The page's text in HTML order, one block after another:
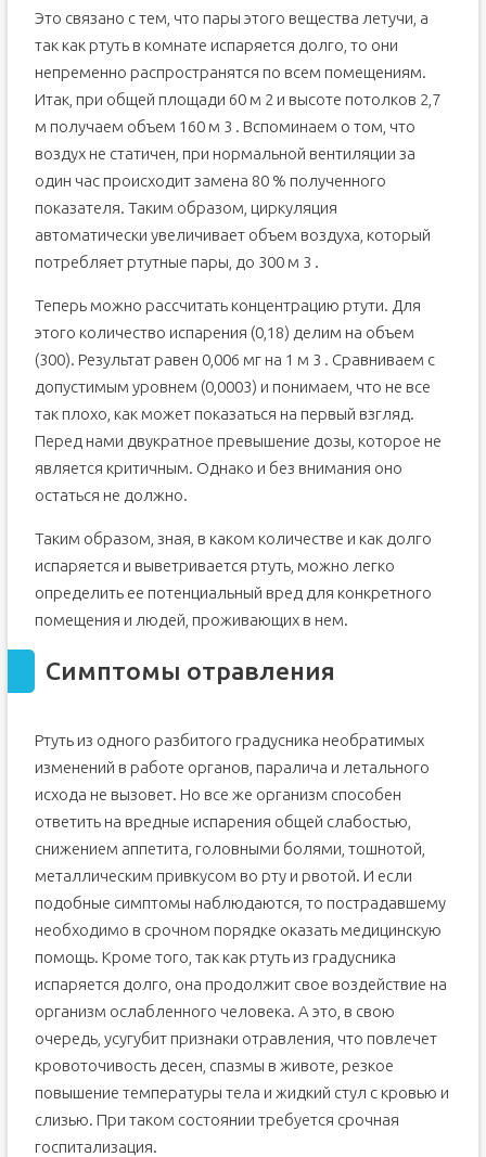
Это связано с тем, что пары этого вещества летучи, а
так как ртуть в комнате испаряется долго, то они
непременно распространятся по всем помещениям.
Итак, при общей площади 60 м 2 и высоте потолков 2,7
м получаем объем 160 м 3 . Вспоминаем о том, что
воздух не статичен, при нормальной вентиляции за
один час происходит замена 80 % полученного
показателя. Таким образом, циркуляция
автоматически увеличивает объем воздуха, который
потребляет ртутные пары, до 300 м 3 .
Теперь можно рассчитать концентрацию ртути. Для
этого количество испарения (0,18) делим на объем
(300). Результат равен 0,006 мг на 1 м 3 . Сравниваем с
допустимым уровнем (0,0003) и понимаем, что не все
так плохо, как может показаться на первый взгляд.
Перед нами двукратное превышение дозы, которое не
является критичным. Однако и без внимания оно
остаться не должно.
Таким образом, зная, в каком количестве и как долго
испаряется и выветривается ртуть, можно легко
определить ее потенциальный вред для конкретного
помещения и людей, проживающих в нем.
Симптомы отравления
Ртуть из одного разбитого градусника необратимых
изменений в работе органов, паралича и летального
исхода не вызовет. Но все же организм способен
ответить на вредные испарения общей слабостью,
снижением аппетита, головными болями, тошнотой,
металлическим привкусом во рту и рвотой. И если
подобные симптомы наблюдаются, то пострадавшему
необходимо в срочном порядке оказать медицинскую
помощь. Кроме того, так как ртуть из градусника
испаряется долго, она продолжит свое воздействие на
организм ослабленного человека. А это, в свою
очередь, усугубит признаки отравления, что повлечет
кровоточивость десен, спазмы в животе, резкое
повышение температуры тела и жидкий стул с кровью и
слизью. При таком состоянии требуется срочная
госпитализация.